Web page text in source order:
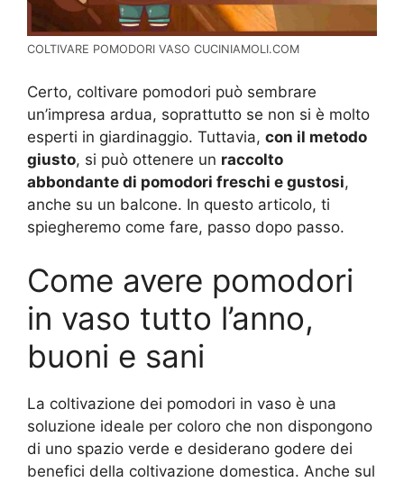
COLTIVARE POMODORI VASO CUCINIAMOLI.COM
Certo, coltivare pomodori può sembrare
un’impresa ardua, soprattutto se non si è molto
esperti in giardinaggio. Tuttavia, con il metodo
giusto, si può ottenere un raccolto
abbondante di pomodori freschi e gustosi,
anche su un balcone. In questo articolo, ti
spiegheremo come fare, passo dopo passo.
Come avere pomodori
in vaso tutto l’anno,
buoni e sani
La coltivazione dei pomodori in vaso è una
soluzione ideale per coloro che non dispongono
di uno spazio verde e desiderano godere dei
benefici della coltivazione domestica. Anche sul